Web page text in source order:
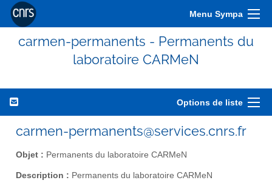
Menu Sympa
carmen-permanents - Permanents du
laboratoire CARMeN
Options de liste
carmen-permanents@services.cnrs.fr
Objet : Permanents du laboratoire CARMeN
Description : Permanents du laboratoire CARMeN